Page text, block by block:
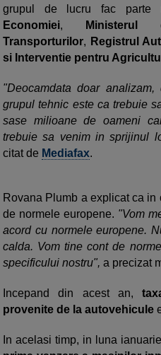
grupul de lucru fac parte
Economiei, Ministerul
Transporturilor, Registrul
si Interventie pentru
"Deocamdata doar
grupul tehnic este ca trebuie
sase milioane de oameni
trebuie sa venim in sprijinul
citat de Mediafax.
Rovana Plumb a explicat ca
de normele europene. "Vom
acord cu normele europene.
calda. Vom tine cont de
specificului nostru", a precizat
Incepand din acest an,
provenite de la autovehicule
In acelasi timp, in luna